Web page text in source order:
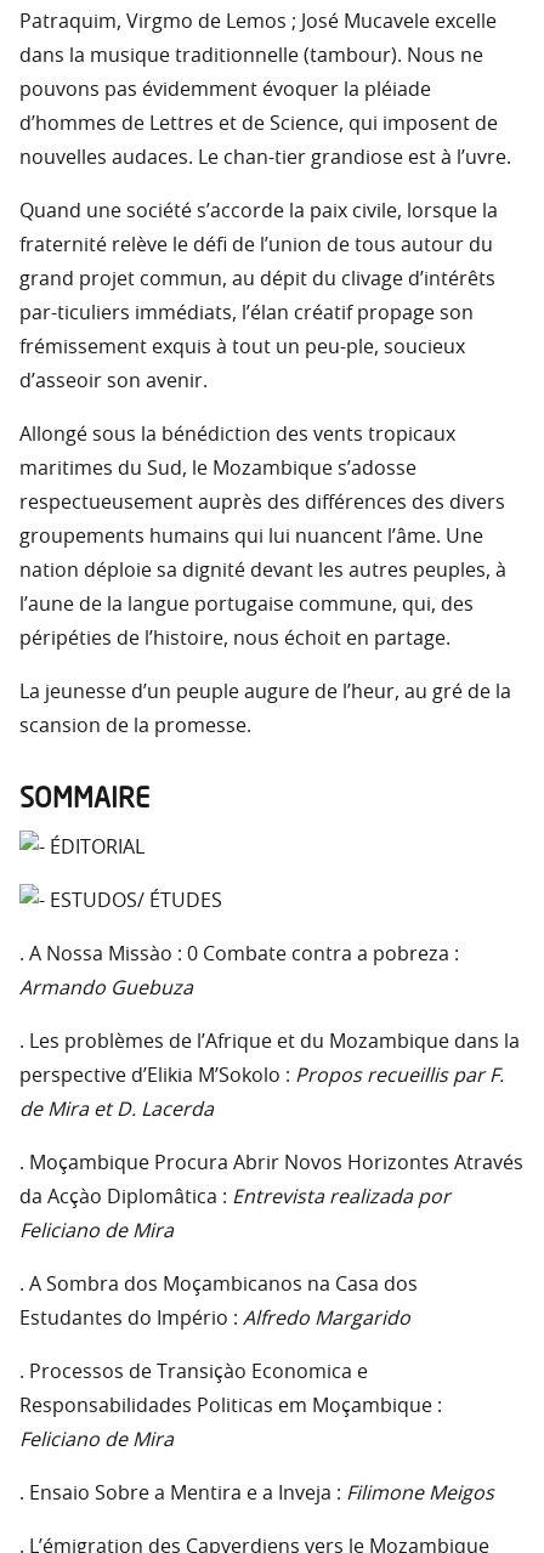
Patraquim, Virgmo de Lemos ; José Mucavele excelle
dans la musique traditionnelle (tambour). Nous ne
pouvons pas évidemment évoquer la pléiade
d’hommes de Lettres et de Science, qui imposent de
nouvelles audaces. Le chan-tier grandiose est à l’uvre.
Quand une société s’accorde la paix civile, lorsque la
fraternité relève le défi de l’union de tous autour du
grand projet commun, au dépit du clivage d’intérêts
par-ticuliers immédiats, l’élan créatif propage son
frémissement exquis à tout un peu-ple, soucieux
d’asseoir son avenir.
Allongé sous la bénédiction des vents tropicaux
maritimes du Sud, le Mozambique s’adosse
respectueusement auprès des différences des divers
groupements humains qui lui nuancent l’âme. Une
nation déploie sa dignité devant les autres peuples, à
l’aune de la langue portugaise commune, qui, des
péripéties de l’histoire, nous échoit en partage.
La jeunesse d’un peuple augure de l’heur, au gré de la
scansion de la promesse.
SOMMAIRE
ÉDITORIAL
ESTUDOS/ ÉTUDES
. A Nossa Missào : 0 Combate contra a pobreza :
Armando Guebuza
. Les problèmes de l’Afrique et du Mozambique dans la
perspective d’Elikia M’Sokolo : Propos recueillis par F.
de Mira et D. Lacerda
. Moçambique Procura Abrir Novos Horizontes Através
da Acçào Diplomâtica : Entrevista realizada por
Feliciano de Mira
. A Sombra dos Moçambicanos na Casa dos
Estudantes do Império : Alfredo Margarido
. Processos de Transiçào Economica e
Responsabilidades Politicas em Moçambique :
Feliciano de Mira
. Ensaio Sobre a Mentira e a Inveja : Filimone Meigos
. L’émigration des Capverdiens vers le Mozambique